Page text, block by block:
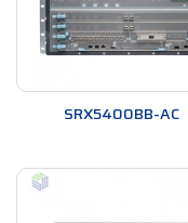
SRX5400BB-AC